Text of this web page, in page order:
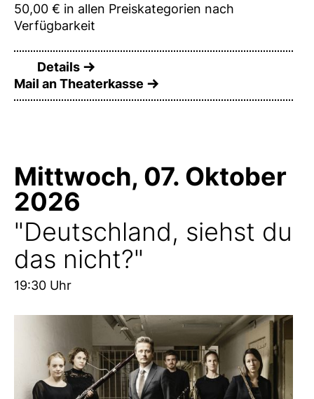
50,00 € in allen Preiskategorien nach
Verfügbarkeit
Details
Mail an Theaterkasse
Mittwoch, 07. Oktober
2026
"Deutschland, siehst du
das nicht?"
19:30 Uhr